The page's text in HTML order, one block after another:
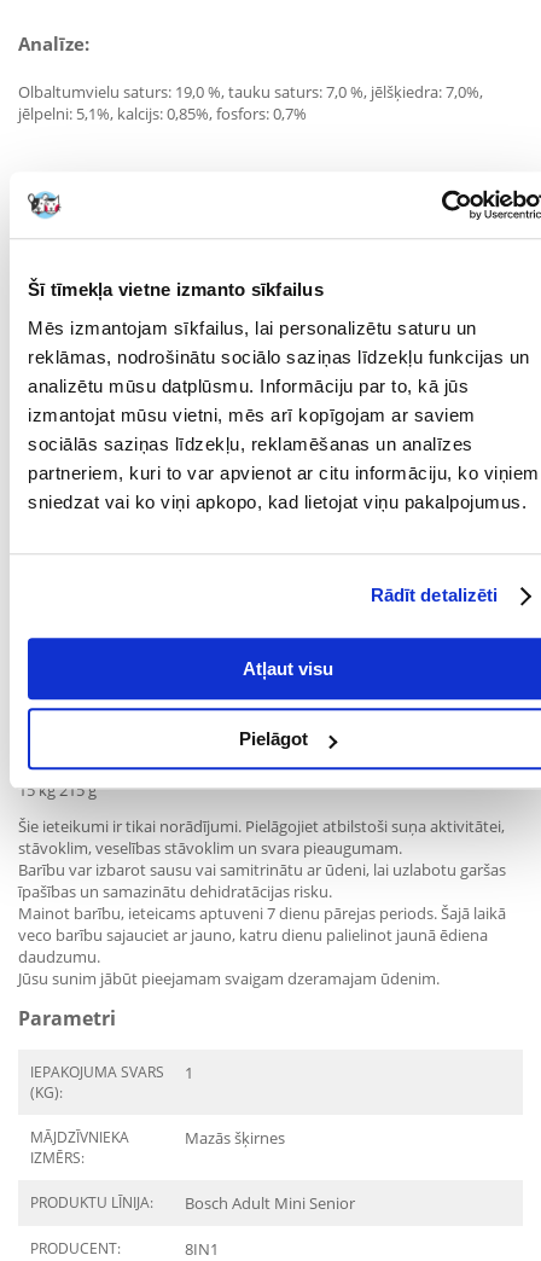
Šī tīmekļa vietne izmanto sīkfailus
Mēs izmantojam sīkfailus, lai personalizētu saturu un
reklāmas, nodrošinātu sociālo saziņas līdzekļu funkcijas un
analizētu mūsu datplūsmu. Informāciju par to, kā jūs
izmantojat mūsu vietni, mēs arī kopīgojam ar saviem
sociālās saziņas līdzekļu, reklamēšanas un analīzes
partneriem, kuri to var apvienot ar citu informāciju, ko viņiem
sniedzat vai ko viņi apkopo, kad lietojat viņu pakalpojumus.
Rādīt detalizēti
Atļaut visu
Pielāgot
Analīze:
Olbaltumvielu saturs: 19,0 %, tauku saturs: 7,0 %, jēlšķiedra: 7,0%,
jēlpelni: 5,1%, kalcijs: 0,85%, fosfors: 0,7%
Piedevas uz 1 kg:
A vitamīns: 13 000 SV, D3 vitamīns: 1 300 SV, E vitamīns: 400 mg, varš
cinka (kā cinka aminoskābju helāts, hidratēts): 75 mg, jods (kā kalcija
jodīds, bezūdens): 2 mg, selēns (kā nātrija selenāts): 0,2 mg,
antioksidanti
Barošanas ieteikumi:
Suņa ķermeņa masa: Dienas deva:
2 kg 50 g
2,5 kg 55 g
3,5 kg 70 g
6 kg 110 g
9 kg 145 g
12,5 kg 190 g
15 kg 215 g
Šie ieteikumi ir tikai norādījumi. Pielāgojiet atbilstoši suņa aktivitātei,
stāvoklim, veselības stāvoklim un svara pieaugumam.
Barību var izbarot sausu vai samitrinātu ar ūdeni, lai uzlabotu garšas
īpašības un samazinātu dehidratācijas risku.
Mainot barību, ieteicams aptuveni 7 dienu pārejas periods. Šajā laikā
veco barību sajauciet ar jauno, katru dienu palielinot jaunā ēdiena
daudzumu.
Jūsu sunim jābūt pieejamam svaigam dzeramajam ūdenim.
Parametri
IEPAKOJUMA SVARS
(KG):
1
MĀJDZĪVNIEKA
IZMĒRS:
Mazās šķirnes
PRODUKTU LĪNIJA: Bosch Adult Mini Senior
PRODUCENT: 8IN1